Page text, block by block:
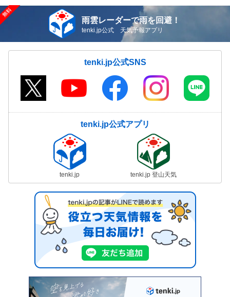
雨雲レーダーで雨を回避！
tenki.jp公式 天気予報アプリ
tenki.jp公式SNS
tenki.jp公式アプリ
tenki.jp tenki.jp 登山天気